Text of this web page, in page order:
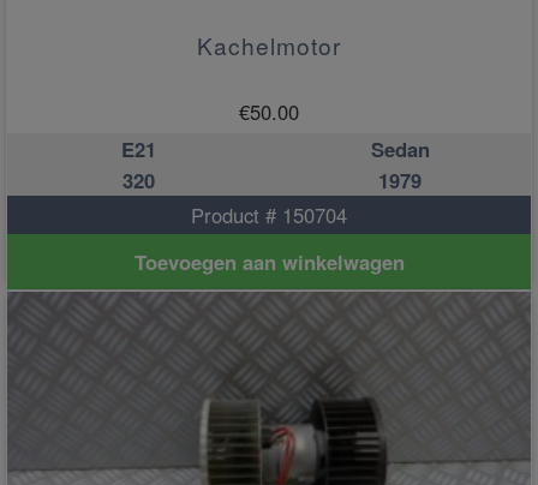
Kachelmotor
€50.00
E21
Sedan
320
1979
Product # 150704
Toevoegen aan winkelwagen